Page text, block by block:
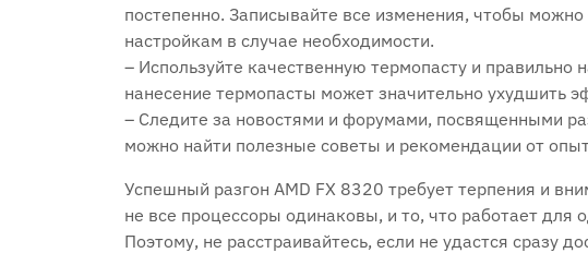
постепенно. Записывайте все изменения, чтобы
настройкам в случае необходимости.
– Используйте качественную термопасту и правильно
нанесение термопасты может значительно ухудшить
– Следите за новостями и форумами, посвященными
можно найти полезные советы и рекомендации от
Успешный разгон AMD FX 8320 требует терпения и
не все процессоры одинаковы, и то, что работает для
Поэтому, не расстраивайтесь, если не удастся сразу